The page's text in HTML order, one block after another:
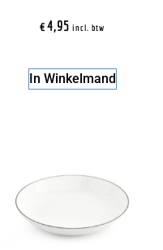
€4,95 incl. btw
In Winkelmand